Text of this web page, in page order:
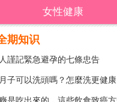
女性健康
期知识
謹記緊急避孕的七條忠告
子可以洗頭嗎？怎麼洗更健康